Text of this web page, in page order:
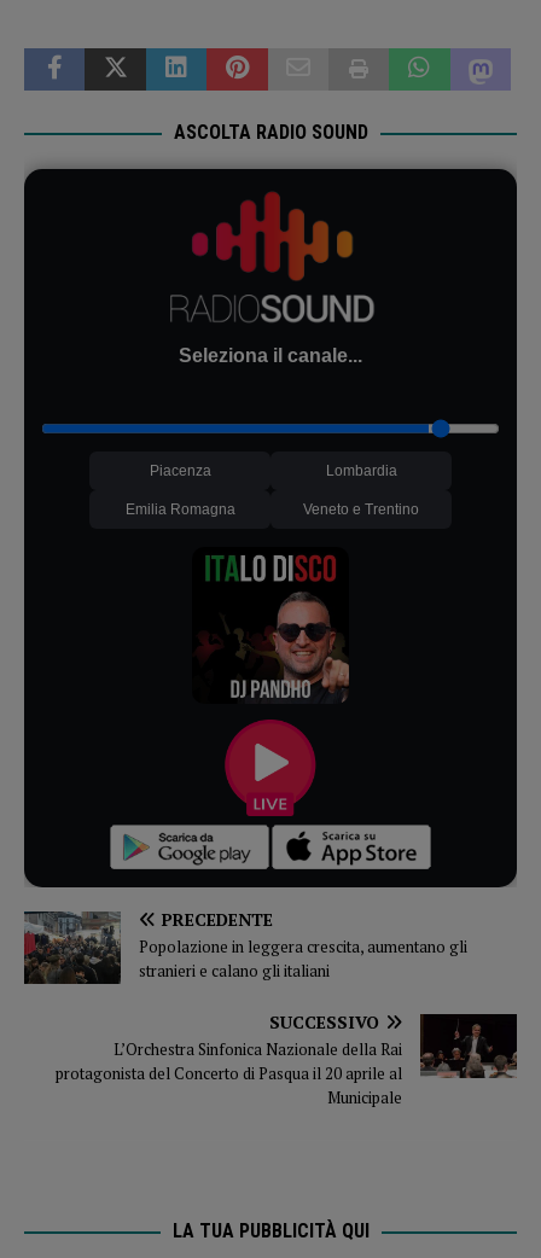
ASCOLTA RADIO SOUND
Seleziona il canale...
Piacenza Lombardia
Emilia Romagna Veneto e Trentino
PRECEDENTE
Popolazione in leggera crescita, aumentano gli
stranieri e calano gli italiani
SUCCESSIVO
L’Orchestra Sinfonica Nazionale della Rai
protagonista del Concerto di Pasqua il 20 aprile al
Municipale
LA TUA PUBBLICITÀ QUI